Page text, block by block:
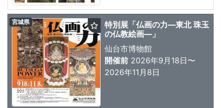
特別展「仏画の力―東北 珠玉
の仏教絵画―」
仙台市博物館
開催前 2026年9月18日〜
2026年11月8日
宮城県